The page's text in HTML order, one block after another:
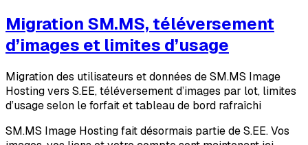
Migration SM.MS, téléversement
d’images et limites d’usage
Migration des utilisateurs et données de SM.MS Image
Hosting vers S.EE, téléversement d’images par lot, limites
d’usage selon le forfait et tableau de bord rafraîchi
SM.MS Image Hosting fait désormais partie de S.EE. Vos